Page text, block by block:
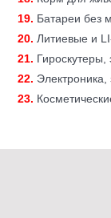
19. Батареи без
20. Литиевые и
21. Гироскутеры,
22. Электроника,
23.